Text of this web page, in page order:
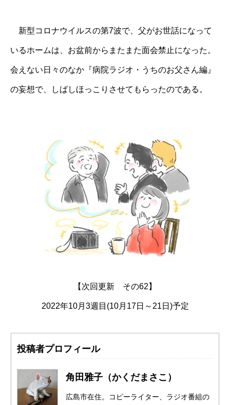
新型コロナウイルスの第7波で、父がお世話になって
いるホームは、お盆前からまたまた面会禁止になった。
会えない日々のなか『病院ラジオ・うちのお父さん編』
の妄想で、しばしほっこりさせてもらったのである。
【次回更新 その62】
2022年10月3週目(10月17日～21日)予定
投稿者プロフィール
角田雅子（かくだまさこ）
広島市在住。コピーライター、ラジオ番組の